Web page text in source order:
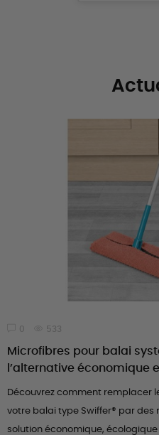
Microfibres pour balai
l’alternative économique
0 533
Découvrez comment remplacer
votre balai type Swiffer® par des
solution économique, écologique